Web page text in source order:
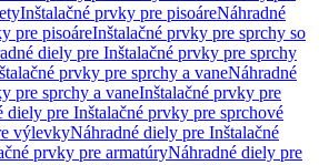
Inštalačné prvky pre pisoáreNáhradné
pre pisoáreInštalačné prvky pre sprchy so
diely pre Inštalačné prvky pre sprchy
prvky pre sprchy a vaneNáhradné
pre sprchy a vaneInštalačné prvky pre
diely pre Inštalačné prvky pre sprchové
výlevkyNáhradné diely pre Inštalačné
prvky pre armatúryNáhradné diely pre